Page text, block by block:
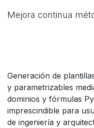
Mejora continua
Generación de
y parametrizables
dominios y fórmulas
imprescindible para
de ingeniería y